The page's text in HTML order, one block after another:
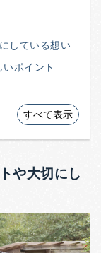
している想い
ポイント
すべて表示
や大切にし